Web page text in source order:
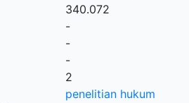
340.072
-
-
-
2
penelitian hukum